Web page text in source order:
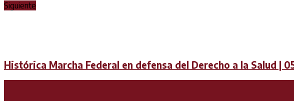
Siguiente
Histórica Marcha Federal en defensa del Derecho a la Salud |